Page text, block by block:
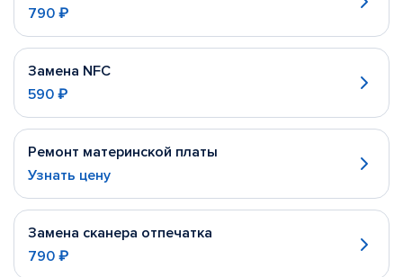
790 ₽
Замена NFC
590 ₽
Ремонт материнской платы
Узнать цену
Замена сканера отпечатка
790 ₽